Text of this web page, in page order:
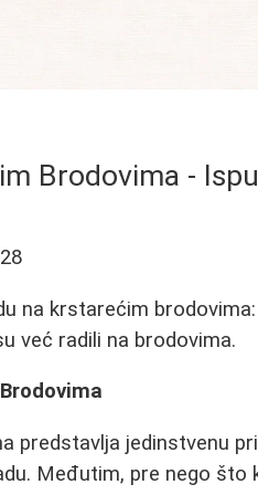
Brodovima -
na krstarećim
već radili na brodovima.
predstavlja jedinstvenu
Međutim, pre nego što